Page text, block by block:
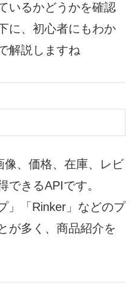
いるかどうかを確認
に、初心者にもわか
解説しますね
、価格、在庫、レビ
できるAPIです。
」「Rinker」などのプ
が多く、商品紹介を